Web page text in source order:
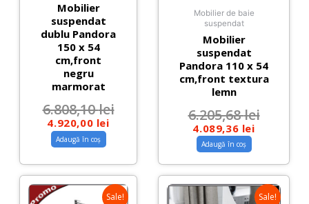
Mobilier
suspendat
dublu Pandora
150 x 54
cm,front
negru
marmorat
6.808,10lei
4.920,00 lei
Adaugă în coș
Mobilier de baie
suspendat
Mobilier
suspendat
Pandora 110 x 54
cm,front textura
lemn
6.205,68lei
4.089,36 lei
Adaugă în coș
Sale! Sale!